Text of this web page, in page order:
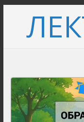
вмісту